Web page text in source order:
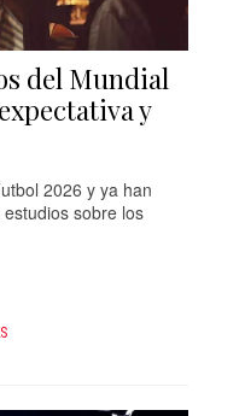
del Mundial
y
2026 y ya han
sobre los